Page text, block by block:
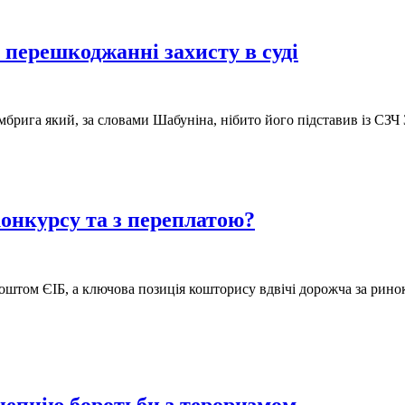
захисту в суді
який, за словами Шабуніна, нібито його підставив із
та з переплатою?
ЄІБ, а ключова позиція кошторису вдвічі дорожча за